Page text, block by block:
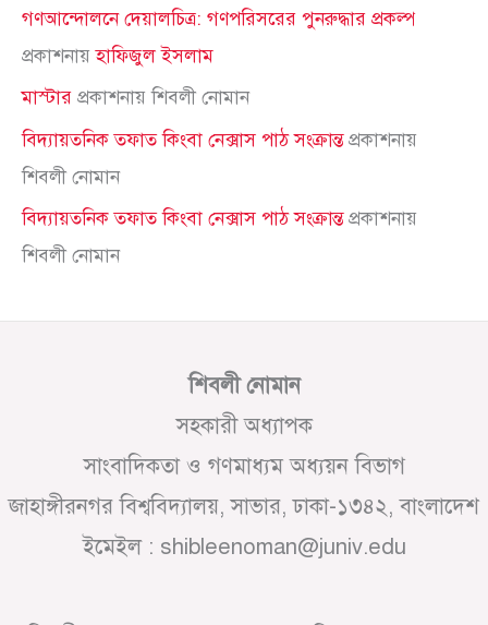
গণআন্দোলনে দেয়ালচিত্র: গণপরিসরের পুনরুদ্ধার প্রকল্প
প্রকাশনায়হাফিজুল ইসলাম
মাস্টার প্রকাশনায়শিবলী নোমান
বিদ্যায়তনিক তফাত কিংবা নেক্সাস পাঠ সংক্রান্তপ্রকাশনায়
শিবলী নোমান
বিদ্যায়তনিক তফাত কিংবা নেক্সাস পাঠ সংক্রান্তপ্রকাশনায়
শিবলী নোমান
শিবলী নোমান
সহকারী অধ্যাপক
সাংবাদিকতা ও গণমাধ্যম অধ্যয়ন বিভাগ
জাহাঙ্গীরনগর বিশ্ববিদ্যালয়, সাভার, ঢাকা-১৩৪২, বাংলাদেশ
ইমেইল : shibleenoman@juniv.edu